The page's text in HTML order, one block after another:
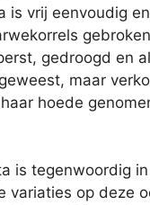
is vrij eenvoudig
gedroogd en
maar
hoede
is tegenwoordig
variaties op deze